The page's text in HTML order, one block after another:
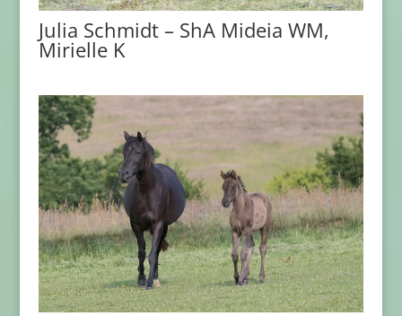
Julia Schmidt – ShA Mideia WM,
Mirielle K